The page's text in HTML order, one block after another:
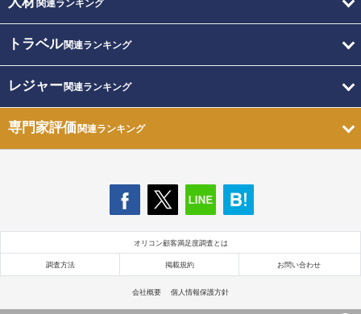
関連ランキング
トラベル関連ランキング
レジャー関連ランキング
専門家評価関連ランキング
オリコン顧客満足度調査とは
調査方法 掲載規約 お問い合わせ
会社概要 個人情報保護方針